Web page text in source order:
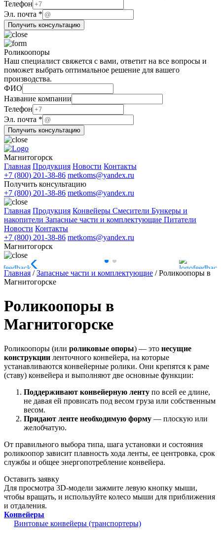
Телефон
Эл. почта *
Получить консультацию
Роликоопоры
Наш специалист свяжется с вами, ответит на все вопросы и
поможет выбрать оптимальное решение для вашего
производства.
ФИО
Название компании
Телефон
компании
Эл.
Телефон
Эл. почта *
Получить консультацию
Магнитогорск
Главная Продукция Новости Контакты
+7 (800) 201-38-86 metkoms@yandex.ru
Получить консультацию
+7 (800) 201-38-86 metkoms@yandex.ru
Главная Продукция Конвейеры Смесители Бункеры и
накопители Запасные части и комплектующие Питатели
Новости Контакты
+7 (800) 201-38-86 metkoms@yandex.ru
Магнитогорск
Главная /Запасные части и комплектующие /Роликоопоры в
Магнитогорске
Роликоопоры в
Магнитогорске
Роликоопоры (или роликовые опоры) — это несущие
конструкции ленточного конвейера, на которые
устанавливаются конвейерные ролики. Они крепятся к раме
(ставу) конвейера и выполняют две основные функции:
Поддерживают конвейерную ленту по всей ее длине,
не давая ей провисать под весом груза или собственным
весом.
Придают ленте необходимую форму — плоскую или
желобчатую.
От правильного выбора типа, шага установки и состояния
роликоопор зависит плавность хода ленты, ее центровка, срок
службы и общее энергопотребление конвейера.
Оставить заявку
Для просмотра 3D-модели зажмите левую кнопку мыши,
чтобы вращать, и используйте колесо мыши для приближения
и отдаления.
Конвейеры
Винтовые конвейеры (транспортеры)